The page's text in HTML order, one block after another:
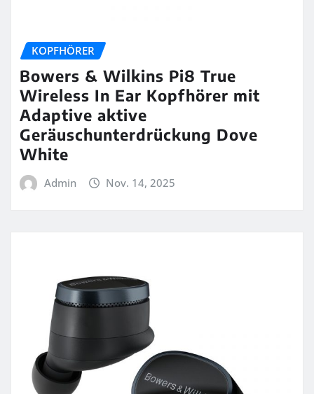
KOPFHÖRER
Bowers & Wilkins Pi8 True
Wireless In Ear Kopfhörer mit
Adaptive aktive
Geräuschunterdrückung Dove
White
Admin Nov. 14, 2025